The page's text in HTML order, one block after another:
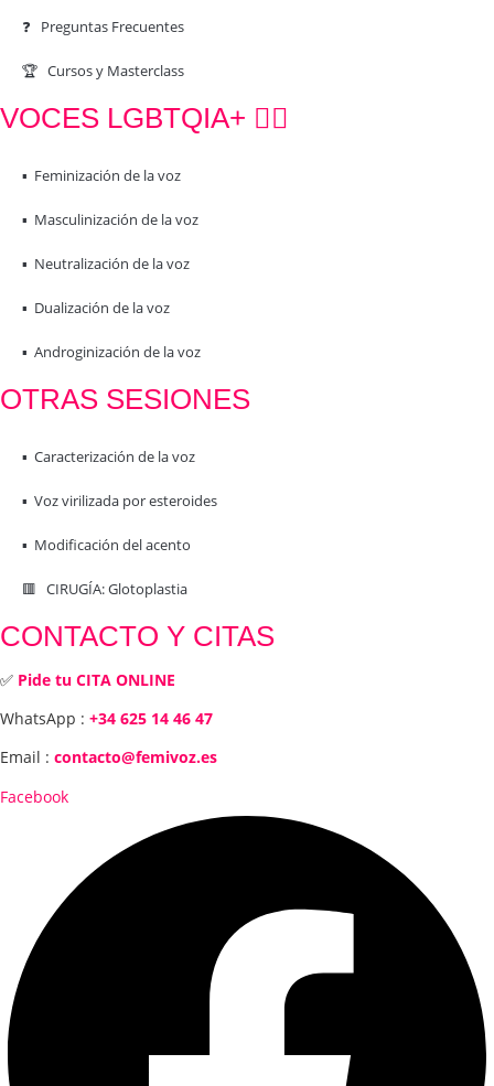
❓ Preguntas Frecuentes
🏆 Cursos y Masterclass
VOCES LGBTQIA+ 🏳️‍🌈
▪️ Feminización de la voz
▪️ Masculinización de la voz
▪️ Neutralización de la voz
▪️ Dualización de la voz
▪️ Androginización de la voz
OTRAS SESIONES
▪️ Caracterización de la voz
▪️ Voz virilizada por esteroides
▪️ Modificación del acento
🟥 CIRUGÍA: Glotoplastia
CONTACTO Y CITAS
✅ Pide tu CITA ONLINE
WhatsApp : +34 625 14 46 47
Email : contacto@femivoz.es
Facebook